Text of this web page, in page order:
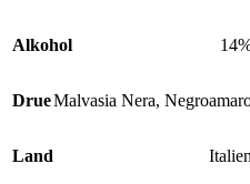
Alkohol
DrueMalvasia Nera,
Land Italien